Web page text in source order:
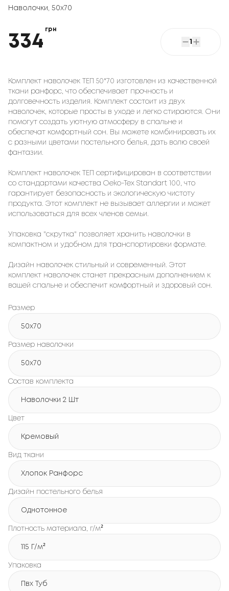
Наволочки 50x70
334
грн
1
Комплект наволочек ТЕП 50*70 изготовлен из качественной
ткани ранфорс, что обеспечивает прочность и
долговечность изделия. Комплект состоит из двух
наволочек, которые просты в уходе и легко стираются. Они
помогут создать уютную атмосферу в спальне и
обеспечат комфортный сон. Вы можете комбинировать их
с разными цветами постельного белья, дать волю своей
фантазии.
Комплект наволочек ТЕП сертифицирован в соответствии
со стандартами качества Oeko-Tex Standart 100, что
гарантирует безопасность и экологическую чистоту
продукта. Этот комплект не вызывает аллергии и может
использоваться для всех членов семьи.
Упаковка "скрутка" позволяет хранить наволочки в
компактном и удобном для транспортировки формате.
Дизайн наволочек стильный и современный. Этот
комплект наволочек станет прекрасным дополнением к
вашей спальне и обеспечит комфортный и здоровый сон.
Размер
50x70
Размер наволочки
50x70
Состав комплекта
Наволочки 2 Шт
Цвет
Кремовый
Вид ткани
Хлопок Ранфорс
Дизайн постельного белья
Однотонное
Плотность материала, г/м²
115 Г/м²
Упаковка
Пвх Туб